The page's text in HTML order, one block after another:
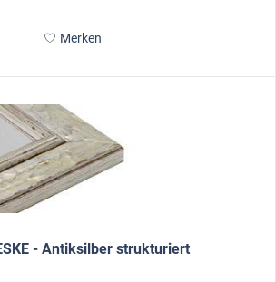
Merken
- Antiksilber strukturiert